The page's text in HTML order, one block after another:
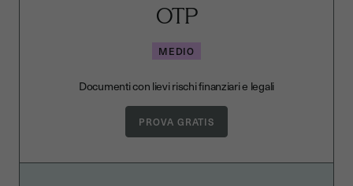
OTP
MEDIO
Documenti con lievi rischi finanziari e legali